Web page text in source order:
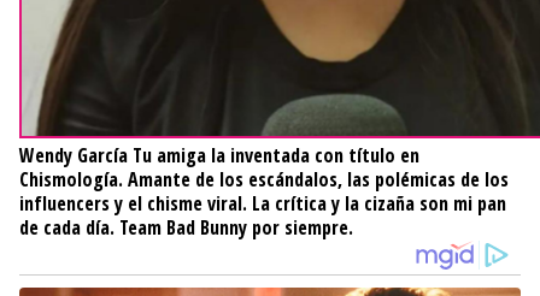
Wendy García Tu amiga la inventada con título en
Chismología. Amante de los escándalos, las polémicas de los
influencers y el chisme viral. La crítica y la cizaña son mi pan
de cada día. Team Bad Bunny por siempre.